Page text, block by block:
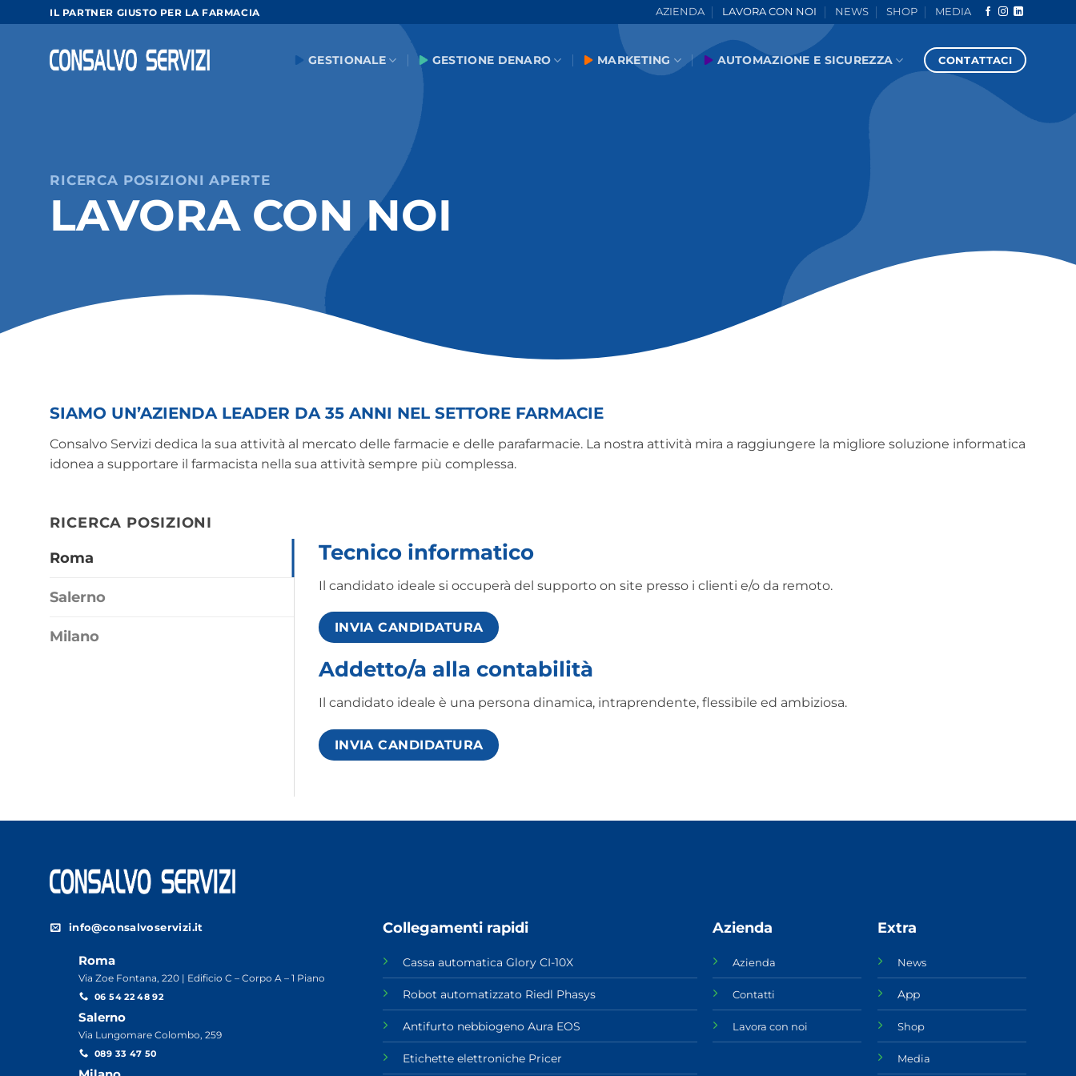
ai
contenuti
IL PARTNER GIUSTO PER LA FARMACIA AZIENDA LAVORA CON NOI NEWS SHOP MEDIA
GESTIONALE GESTIONE DENARO MARKETING AUTOMAZIONE E SICUREZZA CONTATTACI
RICERCA POSIZIONI APERTE
LAVORA CON NOI
SIAMO UN’AZIENDA LEADER DA 35 ANNI NEL SETTORE FARMACIE
Consalvo Servizi dedica la sua attività al mercato delle farmacie e delle parafarmacie. La nostra attività mira a raggiungere la migliore soluzione informatica
idonea a supportare il farmacista nella sua attività sempre più complessa.
RICERCA POSIZIONI
Roma
Salerno
Milano
Tecnico informatico
Il candidato ideale si occuperà del supporto on site presso i clienti e/o da remoto.
INVIA CANDIDATURA
Addetto/a alla contabilità
Il candidato ideale è una persona dinamica, intraprendente, flessibile ed ambiziosa.
INVIA CANDIDATURA
info@consalvoservizi.it
Roma
Via Zoe Fontana, 220 | Edificio C – Corpo A – 1 Piano
06 54 22 48 92
Salerno
Via Lungomare Colombo, 259
089 33 47 50
Collegamenti rapidi
Cassa automatica Glory CI-10X
Robot automatizzato Riedl Phasys
Antifurto nebbiogeno Aura EOS
Etichette elettroniche Pricer
Azienda
Azienda
Contatti
Lavora con noi
Extra
News
App
Shop
Media